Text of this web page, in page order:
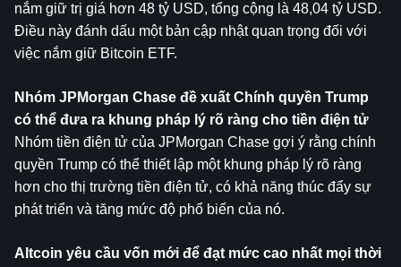
nắm giữ trị giá hơn 48 tỷ USD, tổng cộng là 48,04 tỷ USD.
Điều này đánh dấu một bản cập nhật quan trọng đối với
việc nắm giữ Bitcoin ETF.
Nhóm JPMorgan Chase đề xuất Chính quyền Trump
có thể đưa ra khung pháp lý rõ ràng cho tiền điện tử
Nhóm tiền điện tử của JPMorgan Chase gợi ý rằng chính
quyền Trump có thể thiết lập một khung pháp lý rõ ràng
hơn cho thị trường tiền điện tử, có khả năng thúc đẩy sự
phát triển và tăng mức độ phổ biến của nó.
Altcoin yêu cầu vốn mới để đạt mức cao nhất mọi thời